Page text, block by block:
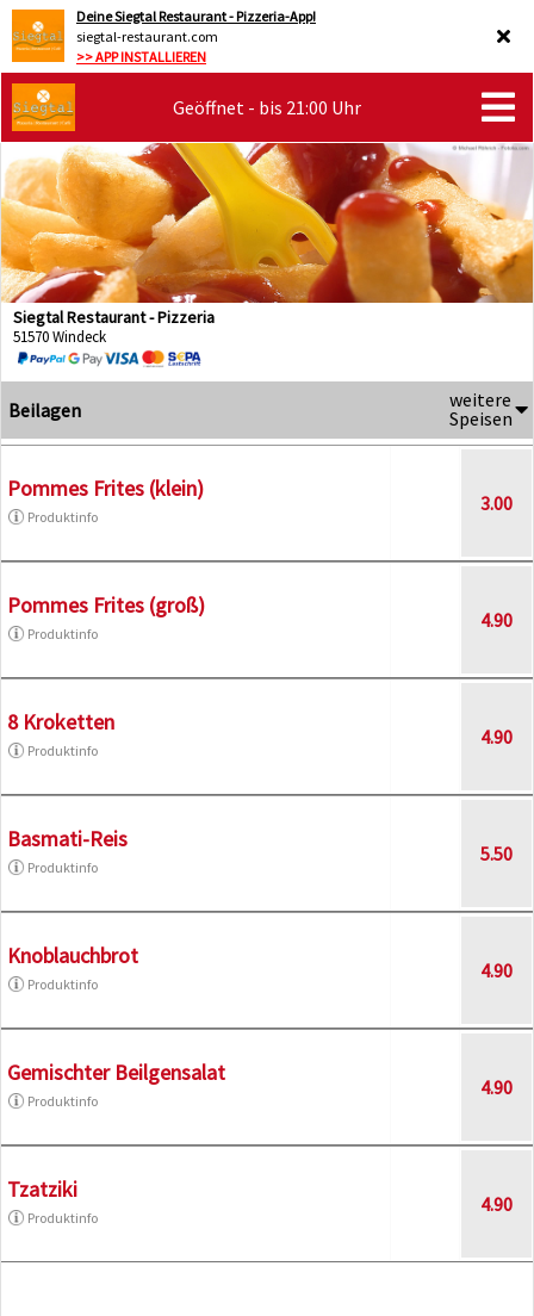
Deine Siegtal Restaurant - Pizzeria-App!
siegtal-restaurant.com
>> APP INSTALLIEREN
Geöffnet - bis 21:00 Uhr
Siegtal Restaurant - Pizzeria
51570 Windeck
Beilagen
weitere
Speisen
Pommes Frites (klein)
Produktinfo
3.00
Pommes Frites (groß)
Produktinfo
4.90
8 Kroketten
Produktinfo
4.90
Basmati-Reis
Produktinfo
5.50
Knoblauchbrot
Produktinfo
4.90
Gemischter Beilgensalat
Produktinfo
4.90
Tzatziki
Produktinfo
4.90